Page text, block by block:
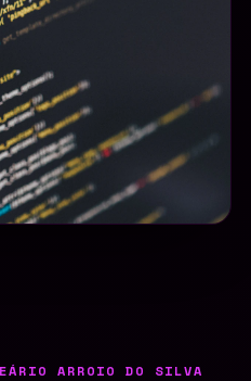
ARROIO DO SILVA